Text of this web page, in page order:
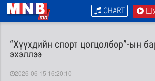
CHART
“Хүүхдийн спорт цогцолбор”-ын
эхэллээ
2026-06-15 16:20:10